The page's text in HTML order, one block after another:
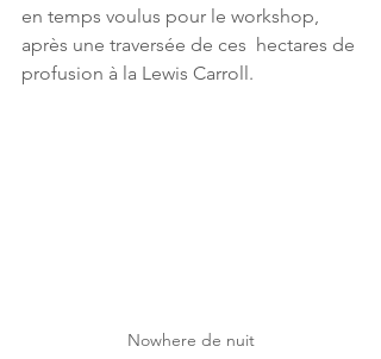
en temps voulus pour le workshop,
après une traversée de ces  hectares de
profusion à la Lewis Carroll.
Nowhere de nuit